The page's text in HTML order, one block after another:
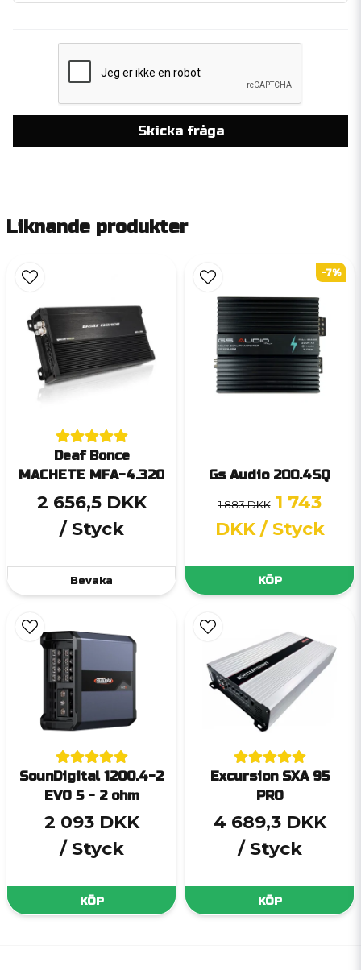
Skicka fråga
Liknande produkter
Deaf Bonce
MACHETE MFA-4.320
2 656,5 DKK
/ Styck
Bevaka
Gs Audio 200.4SQ
1 883 DKK 1 743
DKK / Styck
KÖP
-7%
SounDigital 1200.4-2
EVO 5 - 2 ohm
2 093 DKK
/ Styck
KÖP
Excursion SXA 95
PRO
4 689,3 DKK
/ Styck
KÖP